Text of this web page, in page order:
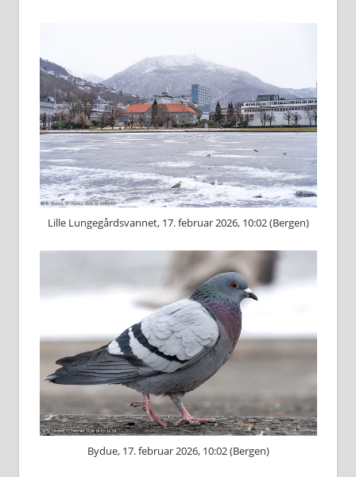
Lille Lungegårdsvannet, 17. februar 2026, 10:02 (Bergen)
Bydue, 17. februar 2026, 10:02 (Bergen)